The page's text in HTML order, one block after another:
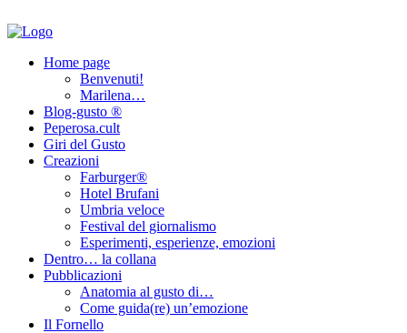
Home page
Benvenuti!
Marilena…
Blog-gusto ®
Peperosa.cult
Giri del Gusto
Creazioni
Farburger®
Hotel Brufani
Umbria veloce
Festival del giornalismo
Esperimenti, esperienze, emozioni
Dentro… la collana
Pubblicazioni
Anatomia al gusto di…
Come guida(re) un’emozione
Il Fornello